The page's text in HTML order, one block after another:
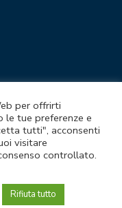
e
Roma
per offrirti
le tue preferenze e
tutti", acconsenti
visitare
controllato.
Rifiuta tutto